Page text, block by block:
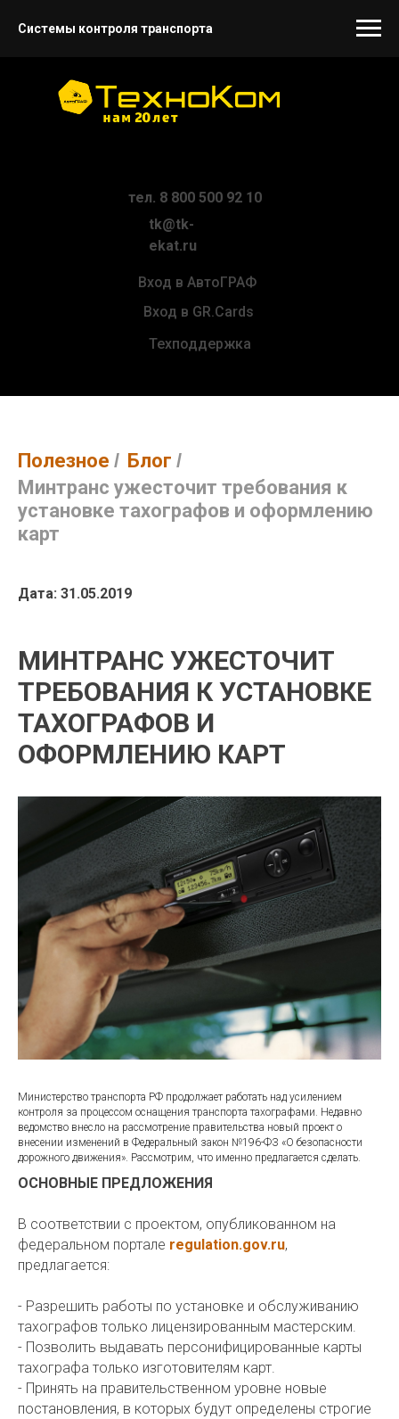
Системы контроля транспорта
tk@tk-
ekat.ru
тел. 8 800 500 92 10
Вход в АвтоГРАФ
Вход в GR.Cards
Техподдержка
Полезное / Блог /
Минтранс ужесточит требования к
установке тахографов и оформлению
карт
Дата: 31.05.2019
МИНТРАНС УЖЕСТОЧИТ
ТРЕБОВАНИЯ К УСТАНОВКЕ
ТАХОГРАФОВ И
ОФОРМЛЕНИЮ КАРТ
Министерство транспорта РФ продолжает работать над усилением
контроля за процессом оснащения транспорта тахографами. Недавно
ведомство внесло на рассмотрение правительства новый проект о
внесении изменений в Федеральный закон №196-ФЗ «О безопасности
дорожного движения». Рассмотрим, что именно предлагается сделать.
ОСНОВНЫЕ ПРЕДЛОЖЕНИЯ
В соответствии с проектом, опубликованном на
федеральном портале regulation.gov.ru,
предлагается:
- Разрешить работы по установке и обслуживанию
тахографов только лицензированным мастерским.
- Позволить выдавать персонифицированные карты
тахографа только изготовителям карт.
- Принять на правительственном уровне новые
постановления, в которых будут определены строгие